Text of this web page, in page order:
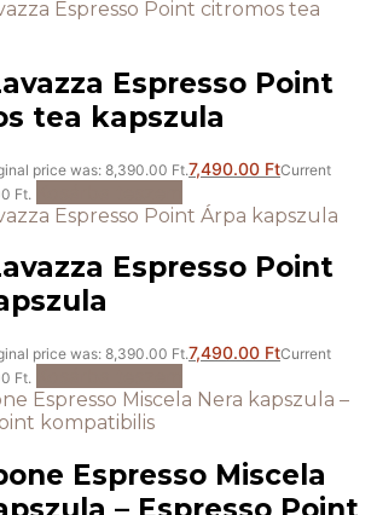
Espresso Point
tea kapszula
price was: 8,390.00 Ft.7,490.00 FtCurrent
Ft.
Espresso Point
price was: 8,390.00 Ft.7,490.00 FtCurrent
Ft.
Espresso Miscela